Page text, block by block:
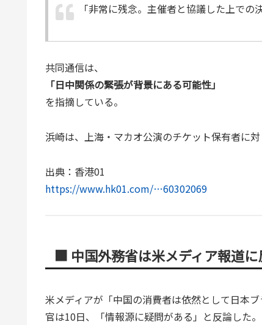
「非常に残念。主催者と協議した上での
共同通信は、
「日中関係の緊張が背景にある可能性」
を指摘している。
浜崎は、上海・マカオ公演のチケット保有者に対
出典：香港01
https://www.hk01.com/…60302069
■ 中国外務省は米メディア報道
米メディアが「中国の消費者は依然として日本
官は10日、「情報源に疑問がある」と反論した。